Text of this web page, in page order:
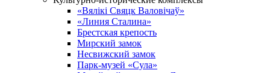
«Вялікі Свяцк Валовічаў»
«Линия Сталина»
Брестская крепость
Мирский замок
Несвижский замок
Парк-музей «Сула»